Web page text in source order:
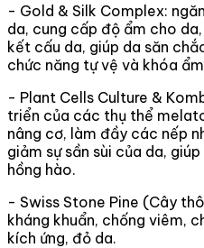
- Gold & Silk Complex:
da, cung cấp độ ẩm cho
kết cấu da, giúp da săn
chức năng tự vệ và khóa
- Plant Cells Culture &
triển của các thụ thể
nâng cơ, làm đầy các nếp
giảm sự sần sùi của da,
hồng hào.
- Swiss Stone Pine (Cây
kháng khuẩn, chống viêm,
kích ứng, đỏ da.